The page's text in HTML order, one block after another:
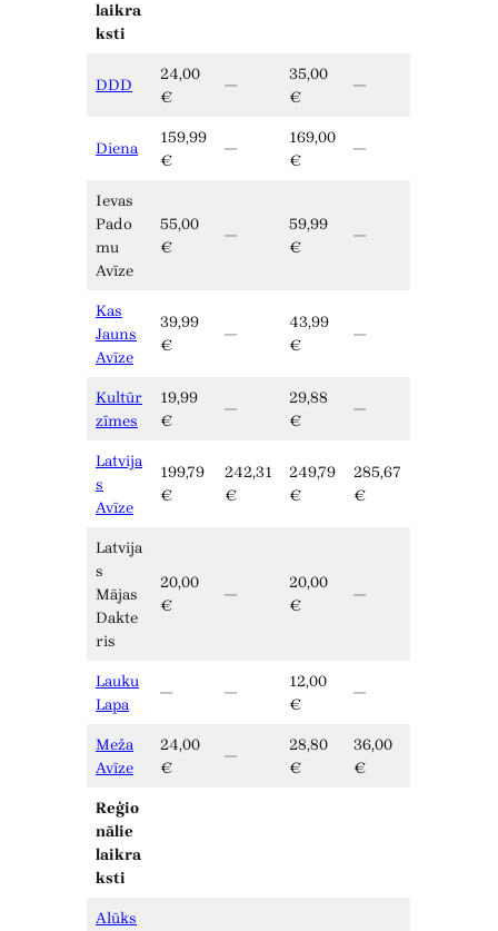
laikra
ksti
DDD
24,00
€
—
35,00
€
—
Diena
159,99
€
—
169,00
€
—
Ievas
Pado
mu
Avīze
55,00
€
—
59,99
€
—
Kas
Jauns
Avīze
39,99
€
—
43,99
€
—
Kultūr
zīmes
19,99
€
—
29,88
€
—
Latvija
s
Avīze
199,79
€
242,31
€
249,79
€
285,67
€
Latvija
s
Mājas
Dakte
ris
20,00
€
—
20,00
€
—
Lauku
Lapa
— —
12,00
€
—
Meža
Avīze
24,00
€
—
28,80
€
36,00
€
Reģio
nālie
laikra
ksti
Alūks